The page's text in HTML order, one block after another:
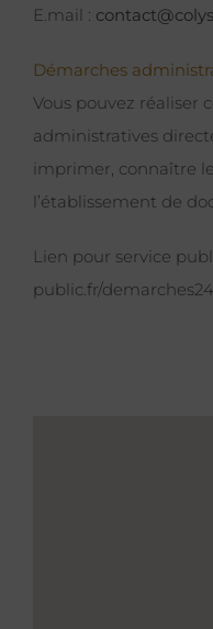
E.mail :
Démarches
Vous pouvez réaliser
administratives
imprimer, connaître
l’établissement de
Lien pour service
public.fr/